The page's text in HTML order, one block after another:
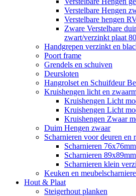
Verstelbare Hengen
Verstelbare hengen
Zware Verstelbare
zwart/verzinkt plaat
Handgrepen verzinkt en
Poort frame
Grendels en schuiven
Deursloten
Hangrolset en Schuifdeur
Kruishengen licht en
Kruishengen Licht
Kruishengen Licht
Kruishengen Zwaar
Duim Hengen zwaar
Scharnieren voor deuren en
Scharnieren
Scharnieren
Scharnieren klein
Keuken en
Hout & Plaat
Steigerhout planken